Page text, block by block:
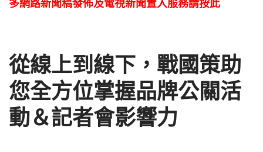
多網路新聞稿發佈及電視新聞置入服務請按此
從線上到線下，戰國策助
您全方位掌握品牌公關活
動＆記者會影響力